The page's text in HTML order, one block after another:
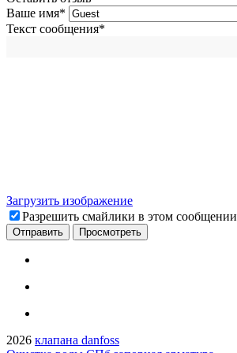
Ваше имя*
Текст сообщения*
Загрузить изображение
Разрешить смайлики в этом сообщении
2026 клапана danfoss